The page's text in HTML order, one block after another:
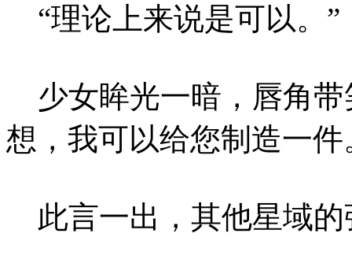
“理论上来说是可以。”
少女眸光一暗，唇角带
想，我可以给您制造一件
此言一出，其他星域的